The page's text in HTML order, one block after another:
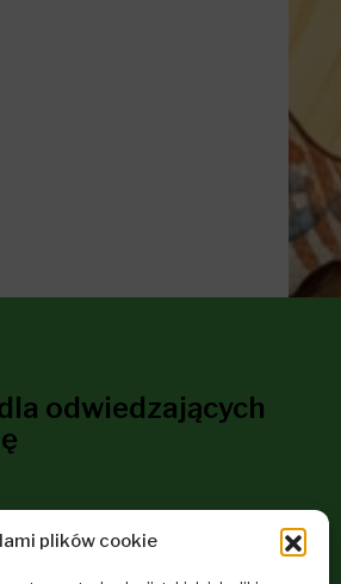
plików cookie
odwiedzających